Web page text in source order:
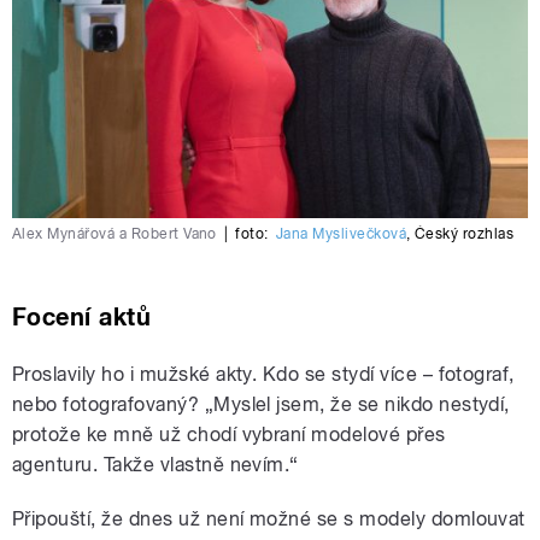
Alex Mynářová a Robert Vano foto: Jana Myslivečková, Český rozhlas
Focení aktů
Proslavily ho i mužské akty. Kdo se stydí více – fotograf,
nebo fotografovaný? „Myslel jsem, že se nikdo nestydí,
protože ke mně už chodí vybraní modelové přes
agenturu. Takže vlastně nevím.“
Připouští, že dnes už není možné se s modely domlouvat